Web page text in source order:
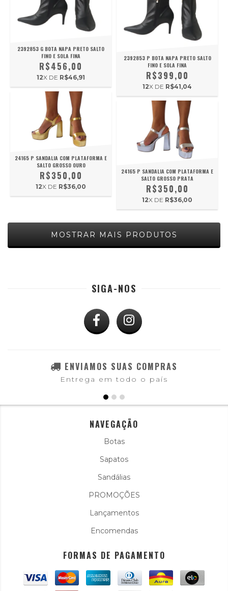
2392853 G BOTA NAPA PRETO SALTO
FINO E SOLA FINA
R$456,00
12X DE R$46,91
2392853 P BOTA NAPA PRETO SALTO
FINO E SOLA FINA
R$399,00
12X DE R$41,04
24165 P SANDALIA COM PLATAFORMA E
SALTO GROSSO OURO
R$350,00
12X DE R$36,00
24165 P SANDALIA COM PLATAFORMA E
SALTO GROSSO PRATA
R$350,00
12X DE R$36,00
MOSTRAR MAIS PRODUTOS
SIGA-NOS
ENVIAMOS SUAS COMPRAS
Entrega em todo o país
NAVEGAÇÃO
Botas
Sapatos
Sandálias
PROMOÇÕES
Lançamentos
Encomendas
FORMAS DE PAGAMENTO